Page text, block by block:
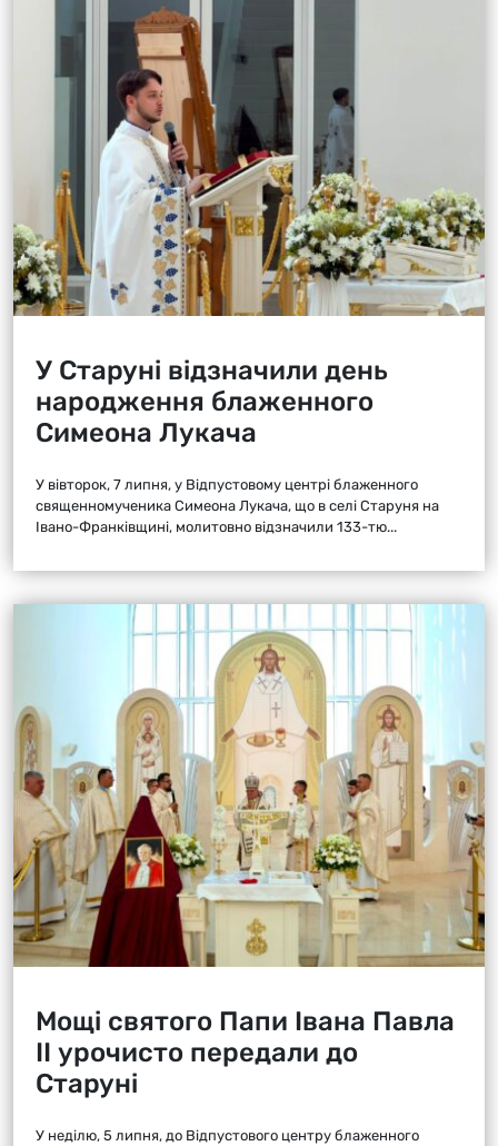
У Старуні відзначили день
народження блаженного
Симеона Лукача
У вівторок, 7 липня, у Відпустовому центрі блаженного
священномученика Симеона Лукача, що в селі Старуня на
Івано-Франківщині, молитовно відзначили 133-тю...
Мощі святого Папи Івана Павла
ІІ урочисто передали до
Старуні
У неділю, 5 липня, до Відпустового центру блаженного